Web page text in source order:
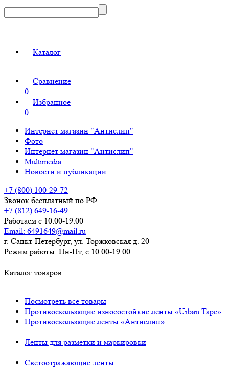
Каталог
Сравнение
0
Избранное
0
Интернет магазин "Антислип"
Фото
Интернет магазин "Антислип"
Multimedia
Новости и публикации
+7 (800) 100-29-72
Звонок бесплатный по РФ
+7 (812) 649-16-49
Работаем с 10:00-19:00
Email: 6491649@mail.ru
г. Санкт-Петербург, ул. Торжковская д. 20
Режим работы: Пн-Пт, с 10:00-19:00
Каталог товаров
Посмотреть все товары
Противоскользящие износостойкие ленты «Urban Tape»
Противоскользящие ленты «Антислип»
Ленты для разметки и маркировки
Светоотражающие ленты